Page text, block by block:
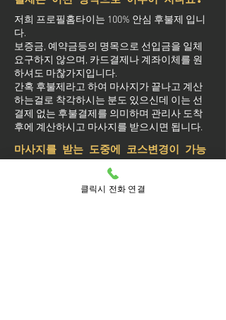
저희 프로필홈타이는 100% 안심 후불제 입니
다.
보증금, 예약금등의 명목으로 선입금을 일체
요구하지 않으며, 카드결제나 계좌이체를 원
하셔도 마찮가지입니다.
간혹 후불제라고 하여 마사지가 끝나고 계산
하는걸로 착각하시는 분도 있으신데 이는 선
결제 없는 후불결제를 의미하며 관리사 도착
후에 계산하시고 마사지를 받으시면 됩니다.
마사지를 받는 도중에 코스변경이 가능
할까요?
예약된 마사지 서비스가 끝나기 최소 30분 전
클릭시 전화 연결